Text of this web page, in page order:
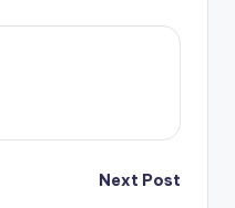
Next Post